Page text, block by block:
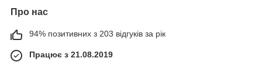
Про нас
94% позитивних з 203 відгуків за рік
Працює з 21.08.2019